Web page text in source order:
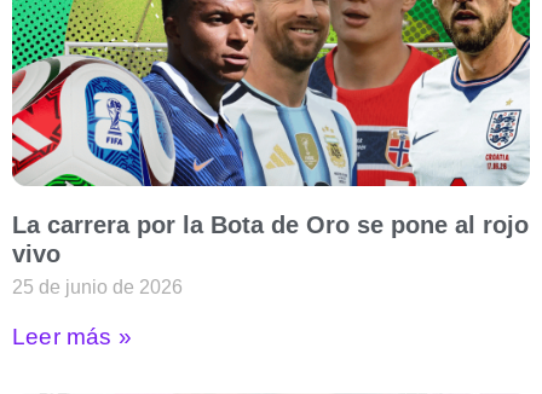
La carrera por la Bota de Oro se pone al rojo
vivo
25 de junio de 2026
Leer más »